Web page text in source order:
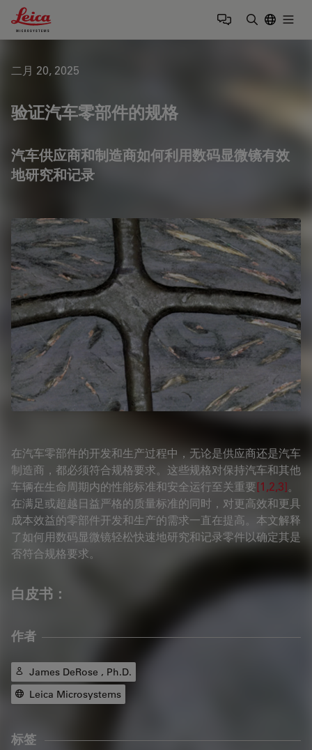
Leica Microsystems Logo
二月 20, 2025
验证汽车零部件的规格
汽车供应商和制造商如何利用数码显微镜有效
地研究和记录
在汽车零部件的开发和生产过程中，无论是供应商还是汽车
制造商，都必须符合规格要求。这些规格对保持汽车和其他
车辆在生命周期内的性能标准和安全运行至关重要[1,2,3]。
在满足或超越日益严格的质量标准的同时，对更高效和更具
成本效益的零部件开发和生产的需求一直在提高。本文解释
了如何用数码显微镜轻松快速地研究和记录零件以确定其是
否符合规格要求。
白皮书：
作者
James DeRose , Ph.D.
Leica Microsystems
标签